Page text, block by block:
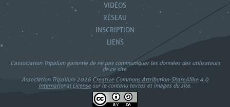
VIDÉOS
RÉSEAU
INSCRIPTION
LIENS
L’association Tripalum garantie de ne pas communiquer les données des utilisateurs
de ce site.
Association Tripalium 2026 Creative Commons Attribution-ShareAlike 4.0
International Licensesur le contenu textes et images du site.